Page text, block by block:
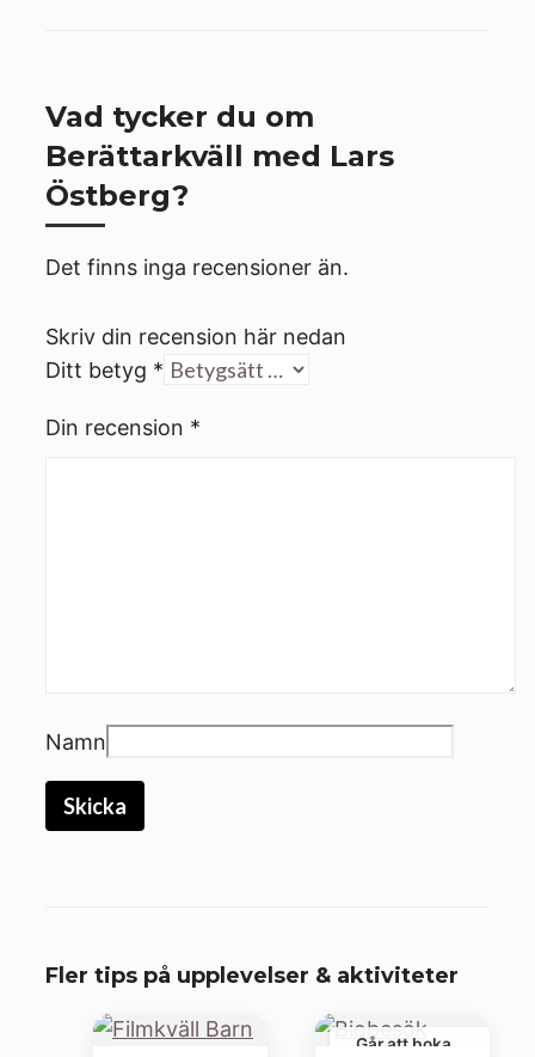
Vad tycker du om
Berättarkväll med Lars
Östberg?
Det finns inga recensioner än.
Skriv din recension här nedan
Ditt betyg *
Din recension *
Namn
Fler tips på upplevelser & aktiviteter
Går att boka